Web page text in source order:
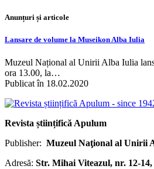
Anunțuri și articole
Lansare de volume la Museikon Alba Iulia
Muzeul Național al Unirii Alba Iulia
ora 13.00, la…
Publicat în 18.02.2020
Revista științifică Apulum
Publisher: Muzeul Naţional al Unirii
Adresă: Str. Mihai Viteazul, nr. 12-